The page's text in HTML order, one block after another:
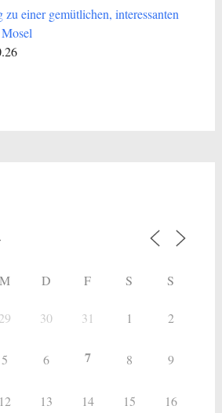
einer gemütlichen, interessanten
M D F S S
29 30 31 1 2
5 6 7 8 9
12 13 14 15 16